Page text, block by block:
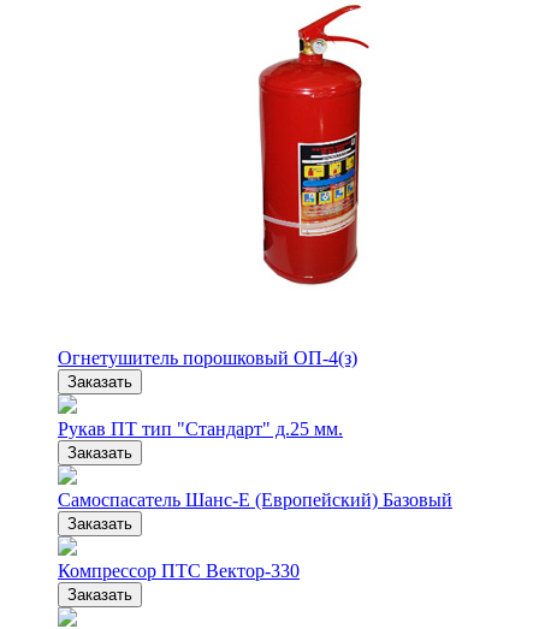
Огнетушитель порошковый ОП-4(з)
Заказать
Рукав ПТ тип "Стандарт" д.25 мм.
Заказать
Самоспасатель Шанс-Е (Европейский) Базовый
Заказать
Компрессор ПТС Вектор-330
Заказать